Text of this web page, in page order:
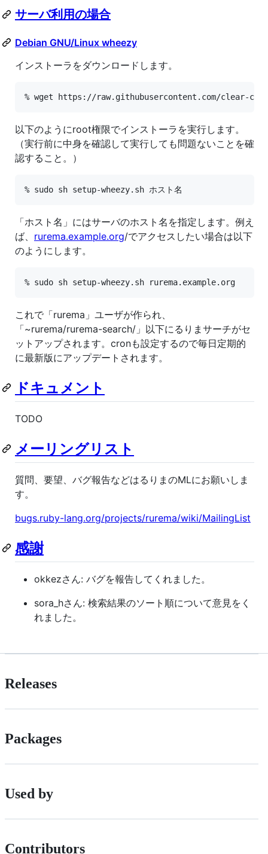
サーバ利用の場合
Debian GNU/Linux wheezy
インストーラをダウンロードします。
% wget https://raw.githubusercontent.com/clear-
以下のようにroot権限でインストーラを実行します。
（実行前に中身を確認して実行しても問題ないことを確
認すること。）
% sudo sh setup-wheezy.sh ホスト名
「ホスト名」にはサーバのホスト名を指定します。例え
ば、 rurema.example.org/でアクセスしたい場合は以下
のようにします。
% sudo sh setup-wheezy.sh rurema.example.org
これで「rurema」ユーザが作られ、
「~rurema/rurema-search/」以下にるりまサーチがセ
ットアップされます。cronも設定するので毎日定期的
に最新版にアップデートされます。
ドキュメント
TODO
メーリングリスト
質問、要望、バグ報告などはるりまのMLにお願いしま
す。
bugs.ruby-lang.org/projects/rurema/wiki/MailingList
感謝
okkezさん: バグを報告してくれました。
sora_hさん: 検索結果のソート順について意見をく
れました。
Releases
Packages
Used by
Contributors